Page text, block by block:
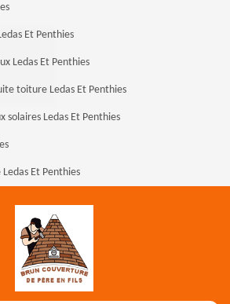
Et Penthies
Ledas Et Penthies
toiture Ledas Et Penthies
solaires Ledas Et Penthies
Et Penthies